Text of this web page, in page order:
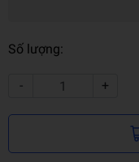
Số lượng:
- +